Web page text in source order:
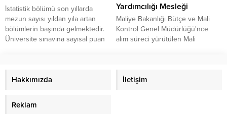
İstatistik bölümü son yıllarda
mezun sayısı yıldan yıla artan
bölümlerin başında gelmektedir.
Üniversite sınavına sayısal puan
bölümü mezunları ne iş
çalışılır? İşte detaylar…
Yardımcılığı Mesleği
Maliye Bakanlığı Bütçe ve Mali
Kontrol Genel Müdürlüğü'nce
alım süreci yürütülen Mali
Hakkımızda İletişim
Reklam